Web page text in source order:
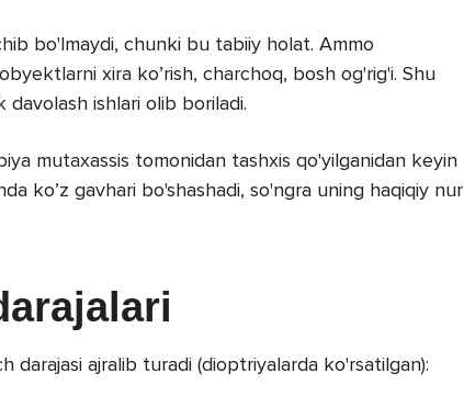
bo'lmaydi, chunki bu tabiiy holat. Ammo
xira ko’rish, charchoq, bosh og'rig'i. Shu
davolash ishlari olib boriladi.
mutaxassis tomonidan tashxis qo'yilganidan keyin
ko’z gavhari bo'shashadi, so'ngra uning haqiqiy nur
ajralib turadi (dioptriyalarda ko'rsatilgan):